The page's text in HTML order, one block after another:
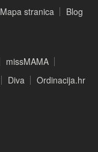
Mapa stranica Blog
missMAMA
Diva Ordinacija.hr